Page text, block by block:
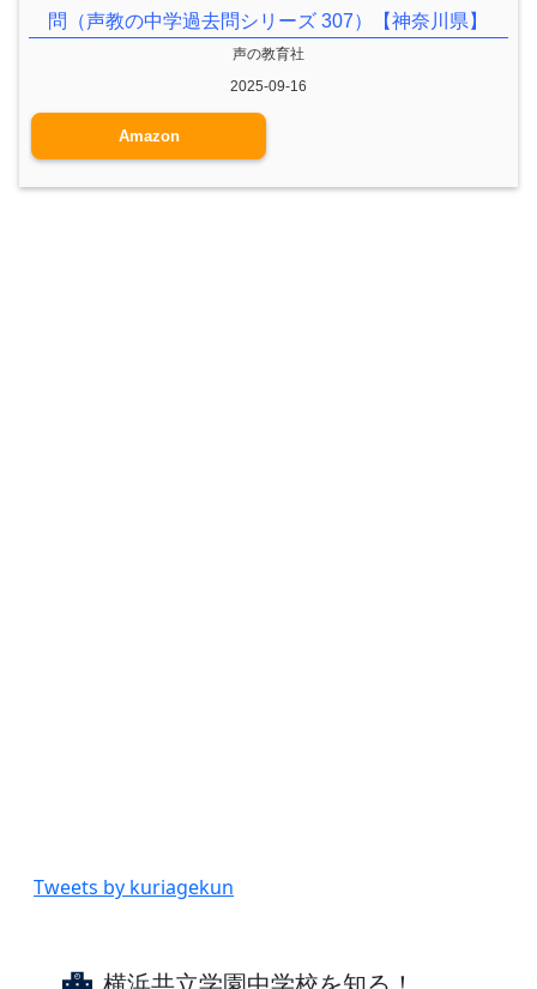
問（声教の中学過去問シリーズ 307）【神奈川県】
声の教育社
2025-09-16
Amazon
Tweets by kuriagekun